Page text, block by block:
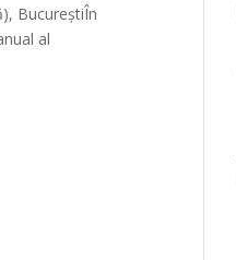
BucureștiÎn
al